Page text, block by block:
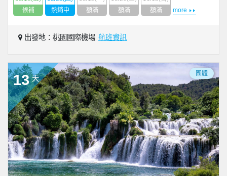
候補
熱銷中
額滿
額滿
額滿
more
出發地：桃園國際機場 航班資訊
13 天
團體